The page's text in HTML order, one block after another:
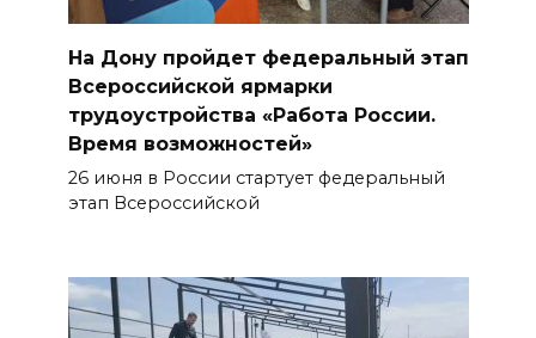
На Дону пройдет федеральный этап
Всероссийской ярмарки
трудоустройства «Работа России.
Время возможностей»
26 июня в России стартует федеральный
этап Всероссийской